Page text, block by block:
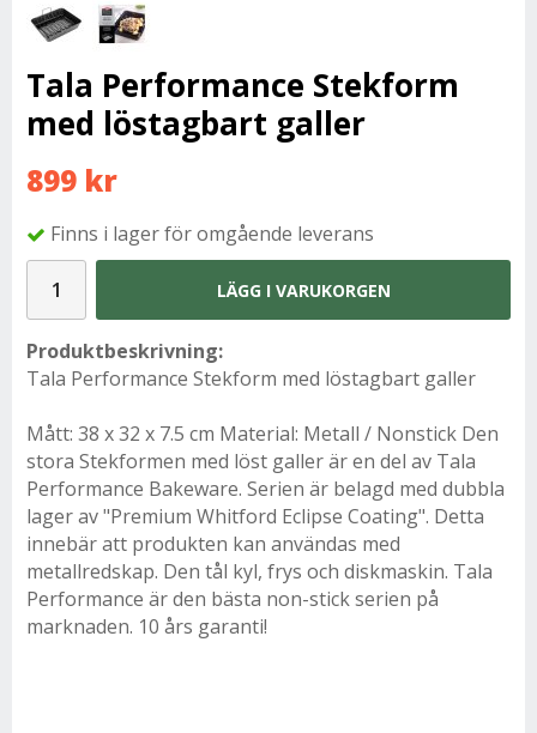
Tala Performance Stekform
med löstagbart galler
899 kr
Finns i lager för omgående leverans
LÄGG I VARUKORGEN
Produktbeskrivning:
Tala Performance Stekform med löstagbart galler
Mått: 38 x 32 x 7.5 cm Material: Metall / Nonstick Den
stora Stekformen med löst galler är en del av Tala
Performance Bakeware. Serien är belagd med dubbla
lager av "Premium Whitford Eclipse Coating". Detta
innebär att produkten kan användas med
metallredskap. Den tål kyl, frys och diskmaskin. Tala
Performance är den bästa non-stick serien på
marknaden. 10 års garanti!